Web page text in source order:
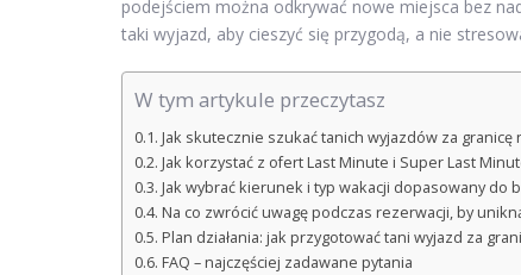
podejściem można odkrywać nowe miejsca bez
taki wyjazd, aby cieszyć się przygodą, a nie
W tym artykule przeczytasz
Jak skutecznie szukać tanich wyjazdów za granicę
Jak korzystać z ofert Last Minute i Super Last
Jak wybrać kierunek i typ wakacji dopasowany do
Na co zwrócić uwagę podczas rezerwacji, by
Plan działania: jak przygotować tani wyjazd za
FAQ – najczęściej zadawane pytania